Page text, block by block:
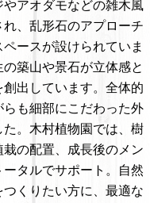
アオダモなどの雑木風
、乱形石のアプローチ
ースが設けられていま
築山や景石が立体感と
創出しています。全体的
らも細部にこだわった外
。木村植物園では、樹
栽の配置、成長後のメン
ータルでサポート。自然
つくりたい方に、最適な